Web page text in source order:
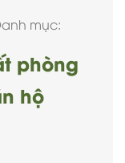
mục:
phòng
hộ